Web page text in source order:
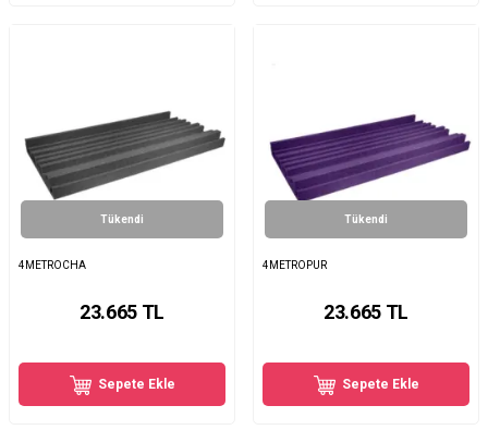
Tükendi
4METROCHA
23.665TL
Sepete Ekle
Tükendi
4METROPUR
23.665TL
Sepete Ekle